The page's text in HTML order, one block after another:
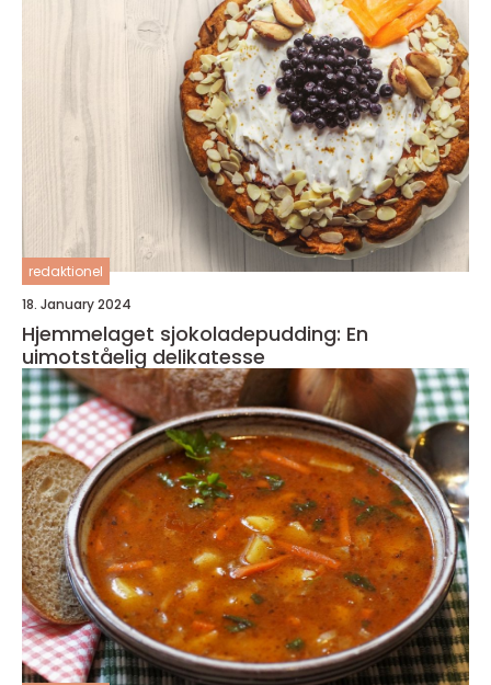
redaktionel
18. January 2024
Hjemmelaget sjokoladepudding: En
uimotståelig delikatesse